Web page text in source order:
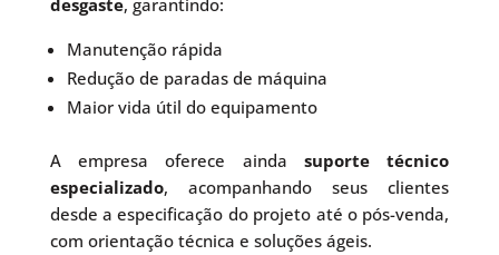
desgaste, garantindo:
Manutenção rápida
Redução de paradas de máquina
Maior vida útil do equipamento
A empresa oferece ainda suporte técnico
especializado, acompanhando seus clientes
desde a especificação do projeto até o pós-venda,
com orientação técnica e soluções ágeis.